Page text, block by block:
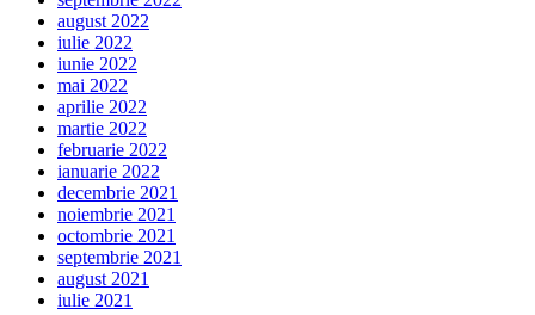
august 2022
iulie 2022
iunie 2022
mai 2022
aprilie 2022
martie 2022
februarie 2022
ianuarie 2022
decembrie 2021
noiembrie 2021
octombrie 2021
septembrie 2021
august 2021
iulie 2021